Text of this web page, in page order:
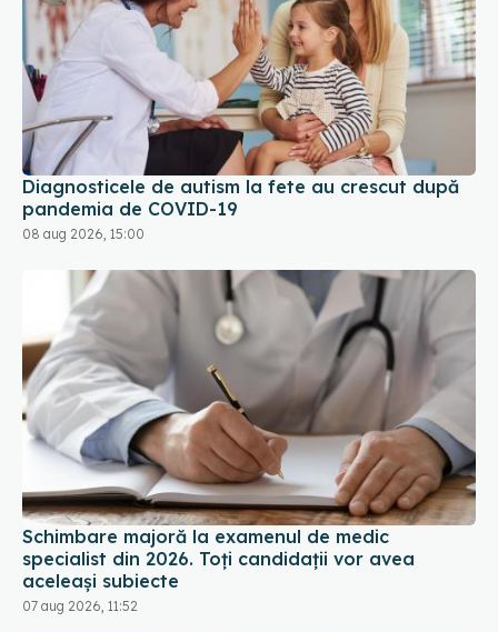
Diagnosticele de autism la fete au crescut după
pandemia de COVID-19
08 aug 2026, 15:00
Schimbare majoră la examenul de medic
specialist din 2026. Toți candidații vor avea
aceleași subiecte
07 aug 2026, 11:52